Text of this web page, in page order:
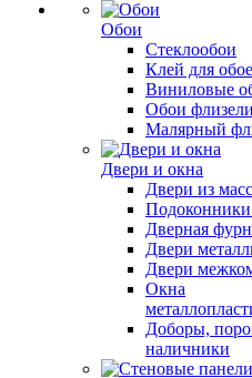
Обои
Стеклообои
Клей для
Виниловые
Обои
Малярный
Двери и окна
Двери из
Дверная
Двери
Двери
Окна
Доборы,
наличники